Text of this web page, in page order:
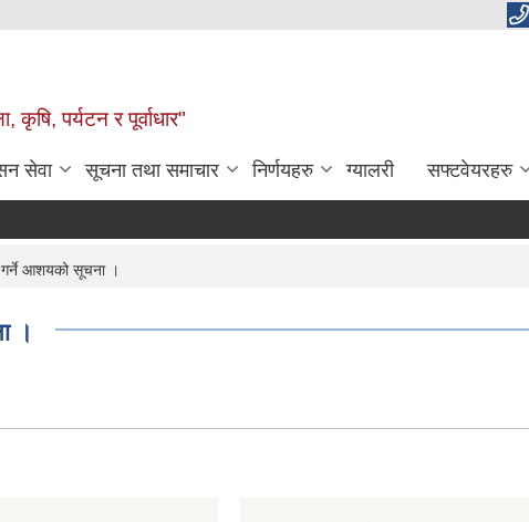
कृषि, पर्यटन र पूर्वाधार"
सेवा सूचना तथा समाचार निर्णयहरु ग्यालरी सफ्टवेयरहरु
आशयको सूचना ।
।